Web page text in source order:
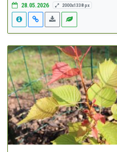
28.05.2026 2000x1338 px